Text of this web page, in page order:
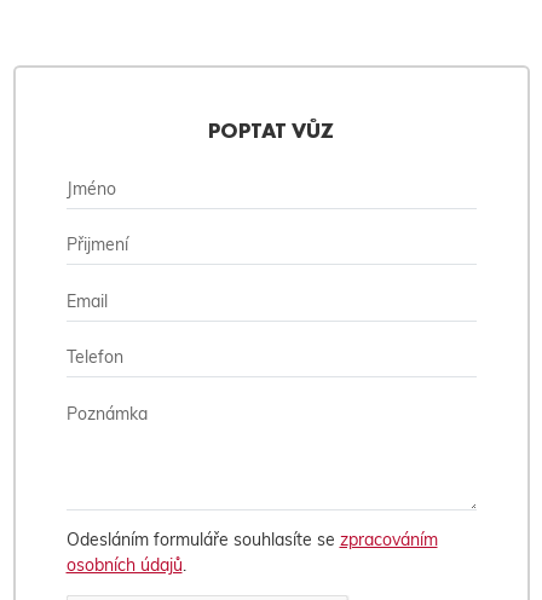
POPTAT VŮZ
Odesláním formuláře souhlasíte se zpracováním
osobních údajů.